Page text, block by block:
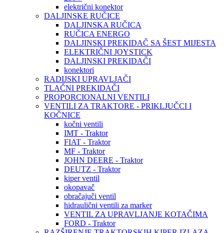
električni konektor
DALJINSKE RUČICE
DALJINSKA RUČICA
RUČICA ENERGO
DALJINSKI PREKIDAČ SA ŠEST MIJESTA
ELEKTRIČNI JOYSTICK
DALJINSKI PREKIDAČI
konektori
RADIJSKI UPRAVLJAČI
TLAČNI PREKIDAČI
PROPORCIONALNI VENTILI
VENTILI ZA TRAKTORE - PRIKLJUČCI I
KOČNICE
kočni ventili
IMT - Traktor
FIAT - Traktor
MF - Traktor
JOHN DEERE - Traktor
DEUTZ - Traktor
kiper ventil
okopavač
obračajuči ventil
hidraulični ventili za marker
VENTIL ZA UPRAVLJANJE KOTAČIMA
FORD - Traktor